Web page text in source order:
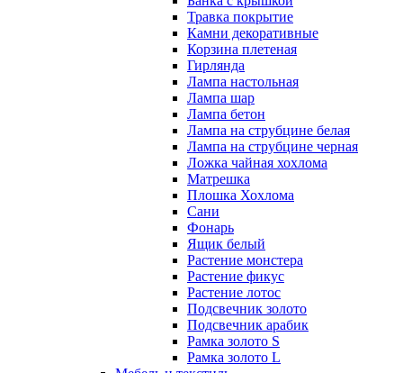
Травка покрытие
Камни декоративные
Корзина плетеная
Гирлянда
Лампа настольная
Лампа шар
Лампа бетон
Лампа на струбцине белая
Лампа на струбцине черная
Ложка чайная хохлома
Матрешка
Плошка Хохлома
Сани
Фонарь
Ящик белый
Растение монстера
Растение фикус
Растение лотос
Подсвечник золото
Подсвечник арабик
Рамка золото S
Рамка золото L